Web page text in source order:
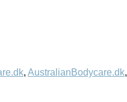
, AustralianBodycare.dk,